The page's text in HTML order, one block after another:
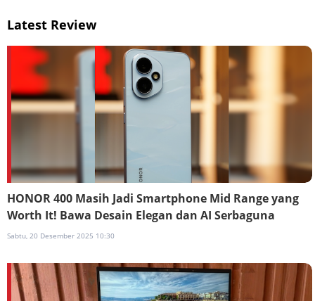
Latest Review
HONOR 400 Masih Jadi Smartphone Mid Range yang
Worth It! Bawa Desain Elegan dan AI Serbaguna
Sabtu, 20 Desember 2025 10:30